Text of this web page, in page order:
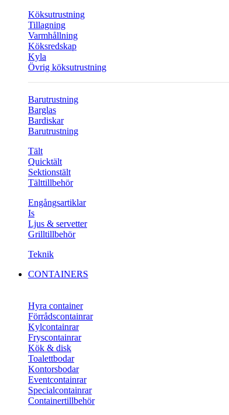
Köksutrustning
Tillagning
Varmhållning
Köksredskap
Kyla
Övrig köksutrustning
Barutrustning
Barglas
Bardiskar
Barutrustning
Tält
Quicktält
Sektionstält
Tälttillbehör
Engångsartiklar
Is
Ljus & servetter
Grilltillbehör
Teknik
CONTAINERS
Hyra container
Förrådscontainrar
Kylcontainrar
Fryscontainrar
Kök & disk
Toalettbodar
Kontorsbodar
Eventcontainrar
Specialcontainrar
Containertillbehör